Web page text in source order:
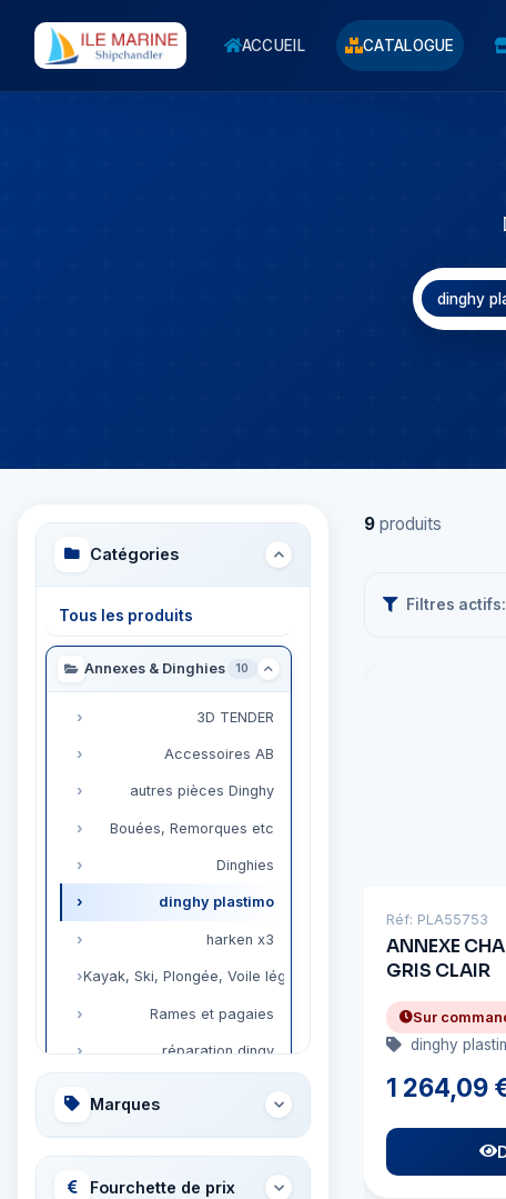
ACCUEIL CATALOGUE
dinghy
Catégories
Tous les produits
Annexes & Dinghies 10
3D TENDER
Accessoires AB
autres pièces Dinghy
Bouées, Remorques etc
Dinghies
dinghy plastimo
harken x3
Kayak, Ski, Plongée, Voile lég
Rames et pagaies
réparation dingy
Marques
Fourchette de prix
9 produits
Filtres actifs:
Réf: PLA55753
ANNEXE
GRIS CLAIR
Sur
dinghy
1 264,09